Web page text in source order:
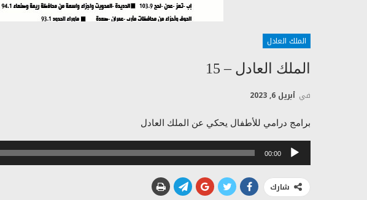
الملك العادل
الملك العادل – 15
في أبريل 6, 2023
برامج درامي للأطفال يحكي عن الملك العادل
مشغل
00:00
شارك